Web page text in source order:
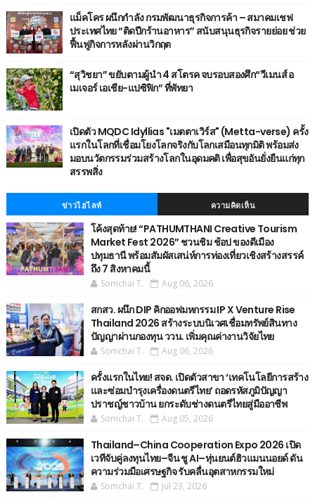
แม็คโคร ผนึกกำลัง กรมพัฒนาธุรกิจการค้า – สมาคมเชฟ
ประเทศไทย “ติดปีกร้านอาหาร” สนับสนุนธุรกิจรายย่อย ช่วย
ฟื้นฟูกิจการหลังผ่านวิกฤต
“สุวิชยา” ขยับตามผู้นำ 4 สโตรค จบรอบสองศึก“วีเมนส์ อ
เมเจอร์ เอเชีย-แปซิฟิก” ที่พัทยา
เปิดตัว MQDC Idyllias "เมตตาเวิร์ส" (Metta-verse) ครั้ง
แรกในโลกที่เชื่อมโยงโลกจริงกับโลกเสมือนทุกมิติ พร้อมส่ง
มอบนวัตกรรมร่วมสร้างโลกในอุดมคติ เพื่อสุขอันยั่งยืนแก่ทุก
สรรพสิ่ง
ข่าวไฮไลท์ ความคิดเห็น
โค้งสุดท้าย! “PATHUMTHANI Creative Tourism
Market Fest 2026” ชวนชิม ช้อป ของดีเมือง
ปทุมธานี พร้อมสัมผัสเสน่ห์การท่องเที่ยวเชิงสร้างสรรค์
ถึง 7 สิงหาคมนี้
Somchai T. Aug 06, 2026
สกสว. ผนึก DIP คิกออฟมหกรรม IP X Venture Rise
Thailand 2026 สร้างระบบนิเวศเชื่อมทรัพย์สินทาง
ปัญญาผ่านกองทุน ววน. เพิ่มคุณค่างานวิจัยไทย
Somchai T. Aug 06, 2026
ครั้งแรกในไทย! สจด. เปิดตัวสาขา ‘เทคโนโลยีการสร้าง
และซ่อมบำรุงเครื่องดนตรีไทย’ ​ถอดรหัสภูมิปัญญา
ปราชญ์ชาวบ้าน ยกระดับช่างดนตรีไทยสู่มืออาชีพ
Somchai T. Aug 05, 2026
Thailand–China Cooperation Expo 2026 เปิด
เวทีจับคู่ลงทุนไทย–จีน ชู AI–หุ่นยนต์ฮิวแมนนอยด์ ดัน
ความร่วมมือเศรษฐกิจ รับคลื่นอุตสาหกรรมใหม่
Somchai T. Jul 23, 2026